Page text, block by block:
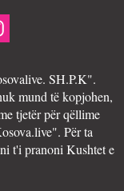
SH.P.K".
mund të kopjohen,
tjetër për qëllime
Për ta
t'i pranoni Kushtet e